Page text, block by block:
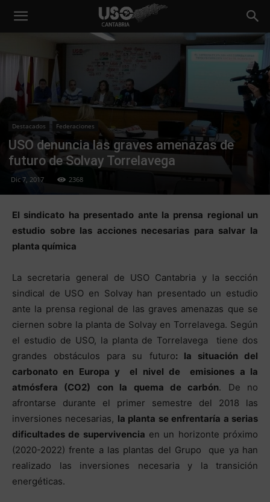
Destacados Federaciones
USO denuncia las graves amenazas de
futuro de Solvay Torrelavega
Dic 7, 2017 2368
El sindicato ha presentado ante la prensa regional un
estudio sobre las acciones necesarias para salvar la
planta química
La secretaria general de USO Cantabria y la sección
sindical de USO en Solvay han presentado un estudio
ante la prensa regional de las graves amenazas que se
ciernen sobre la planta de Solvay en Torrelavega. Según
el estudio de USO, la planta de Torrelavega tiene dos
grandes obstáculos para su futuro: la situación del
carbonato en Europa y el nivel de emisiones a la
atmósfera (CO2) con la quema de carbón. De no
afrontarse durante el primer semestre del 2018 las
inversiones necesarias, la planta se enfrentaría a serias
dificultades de supervivencia en un horizonte próximo
(2020-2022) frente a las plantas del Grupo que ya han
realizado las inversiones necesaria y la transición
energéticas.